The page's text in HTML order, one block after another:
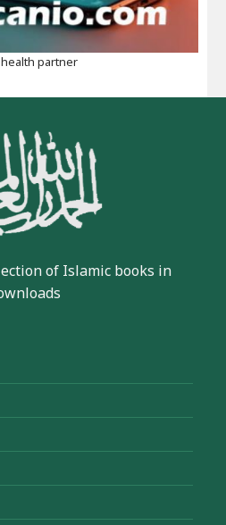
partner
of Islamic books in